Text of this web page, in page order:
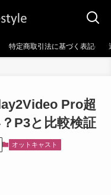
特定商取引法に基づく表記
Pro超
P3と比較検証
オットキャスト